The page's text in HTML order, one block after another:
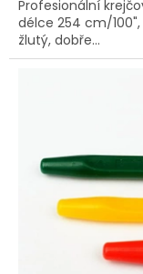
Profesionální
délce 254 cm/
žlutý, dobře...